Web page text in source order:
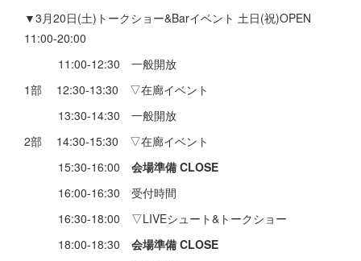
▼3月20日(土)トークショー&Barイベント 土日(祝)OPEN
11:00-20:00
11:00-12:30 一般開放
1部 12:30-13:30 ▽在廊イベント
13:30-14:30 一般開放
2部 14:30-15:30 ▽在廊イベント
15:30-16:00 会場準備 CLOSE
16:00-16:30 受付時間
16:30-18:00 ▽LIVEシュート&トークショー
18:00-18:30 会場準備 CLOSE